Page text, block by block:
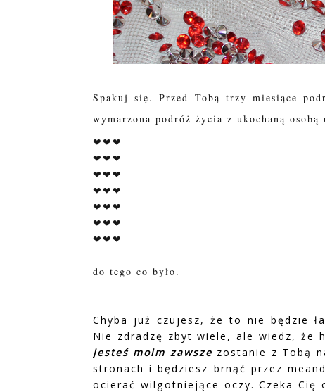
Spakuj się. Przed Tobą trzy miesiące
wymarzona podróż życia z ukochaną
❤❤❤
❤❤❤
❤❤❤
❤❤❤
❤❤❤
❤❤❤
❤❤❤
do tego co było.
Chyba już czujesz, że to nie będzie
Nie zdradzę zbyt wiele, ale wiedz, że
Jesteś moim zawsze zostanie z Tobą
stronach i będziesz brnąć przez
ocierać wilgotniejące oczy. Czeka Cię